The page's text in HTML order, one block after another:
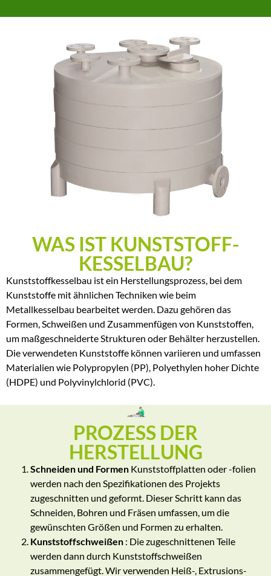
WAS IST KUNSTSTOFF-
KESSELBAU?
Kunststoffkesselbau ist ein Herstellungsprozess, bei dem
Kunststoffe mit ähnlichen Techniken wie beim
Metallkesselbau bearbeitet werden. Dazu gehören das
Formen, Schweißen und Zusammenfügen von Kunststoffen,
um maßgeschneiderte Strukturen oder Behälter herzustellen.
Die verwendeten Kunststoffe können variieren und umfassen
Materialien wie Polypropylen (PP), Polyethylen hoher Dichte
(HDPE) und Polyvinylchlorid (PVC).
PROZESS DER
HERSTELLUNG
Schneiden und Formen Kunststoffplatten oder -folien
werden nach den Spezifikationen des Projekts
zugeschnitten und geformt. Dieser Schritt kann das
Schneiden, Bohren und Fräsen umfassen, um die
gewünschten Größen und Formen zu erhalten.
Kunststoffschweißen : Die zugeschnittenen Teile
werden dann durch Kunststoffschweißen
zusammengefügt. Wir verwenden Heiß-, Extrusions-